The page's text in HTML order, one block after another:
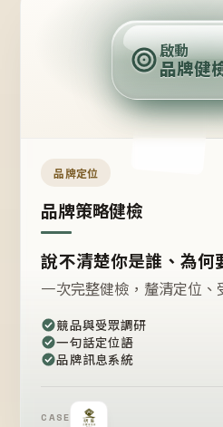
啟動
品牌健
品牌定位
品牌策略健檢
說不清楚你是誰、為何
一次完整健檢，釐清定位、
競品與受眾調研
一句話定位語
品牌訊息系統
CASE